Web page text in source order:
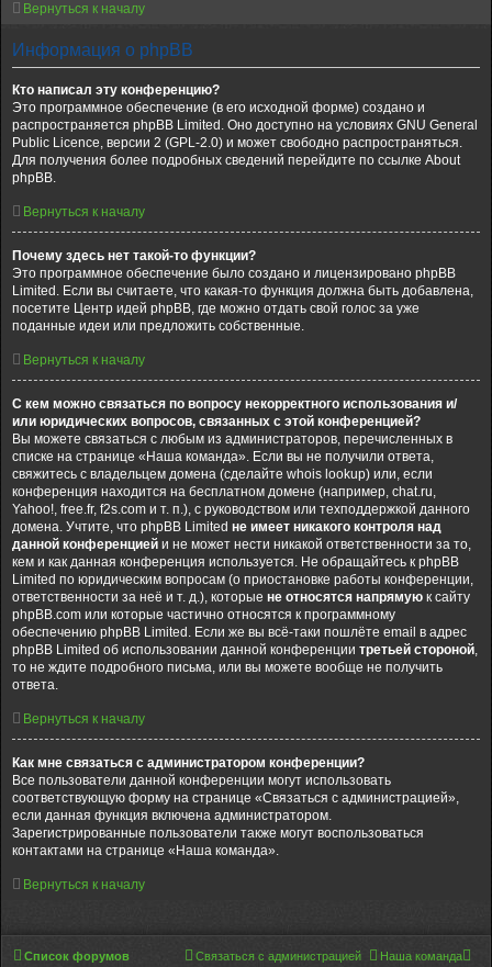
Вернуться к началу
Информация о phpBB
Кто написал эту конференцию?
Это программное обеспечение (в его исходной форме) создано и
распространяется phpBB Limited. Оно доступно на условиях GNU General
Public Licence, версии 2 (GPL-2.0) и может свободно распространяться.
Для получения более подробных сведений перейдите по ссылке About
phpBB.
Вернуться к началу
Почему здесь нет такой-то функции?
Это программное обеспечение было создано и лицензировано phpBB
Limited. Если вы считаете, что какая-то функция должна быть добавлена,
посетите Центр идей phpBB, где можно отдать свой голос за уже
поданные идеи или предложить собственные.
Вернуться к началу
С кем можно связаться по вопросу некорректного использования и/
или юридических вопросов, связанных с этой конференцией?
Вы можете связаться с любым из администраторов, перечисленных в
списке на странице «Наша команда». Если вы не получили ответа,
свяжитесь с владельцем домена (сделайте whois lookup) или, если
конференция находится на бесплатном домене (например, chat.ru,
Yahoo!, free.fr, f2s.com и т. п.), с руководством или техподдержкой данного
домена. Учтите, что phpBB Limited не имеет никакого контроля над
данной конференцией и не может нести никакой ответственности за то,
кем и как данная конференция используется. Не обращайтесь к phpBB
Limited по юридическим вопросам (о приостановке работы конференции,
ответственности за неё и т. д.), которые не относятся напрямую к сайту
phpBB.com или которые частично относятся к программному
обеспечению phpBB Limited. Если же вы всё-таки пошлёте email в адрес
phpBB Limited об использовании данной конференции третьей стороной,
то не ждите подробного письма, или вы можете вообще не получить
ответа.
Вернуться к началу
Как мне связаться с администратором конференции?
Все пользователи данной конференции могут использовать
соответствующую форму на странице «Связаться с администрацией»,
если данная функция включена администратором.
Зарегистрированные пользователи также могут воспользоваться
контактами на странице «Наша команда».
Вернуться к началу
Список форумов Наша команда
Связаться с администрацией